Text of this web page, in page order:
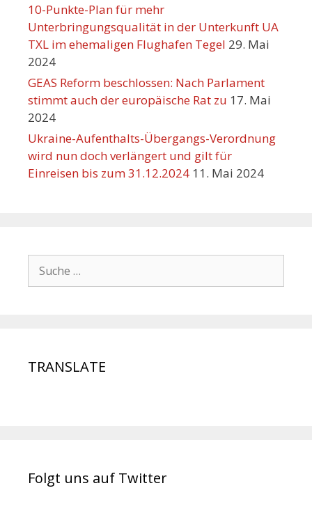
10-Punkte-Plan für mehr
Unterbringungsqualität in der Unterkunft UA
TXL im ehemaligen Flughafen Tegel 29. Mai
2024
GEAS Reform beschlossen: Nach Parlament
stimmt auch der europäische Rat zu 17. Mai
2024
Ukraine-Aufenthalts-Übergangs-Verordnung
wird nun doch verlängert und gilt für
Einreisen bis zum 31.12.2024 11. Mai 2024
TRANSLATE
Folgt uns auf Twitter